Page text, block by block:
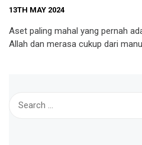
13TH MAY 2024
Aset paling mahal yang pernah
Allah dan merasa cukup dari
Search